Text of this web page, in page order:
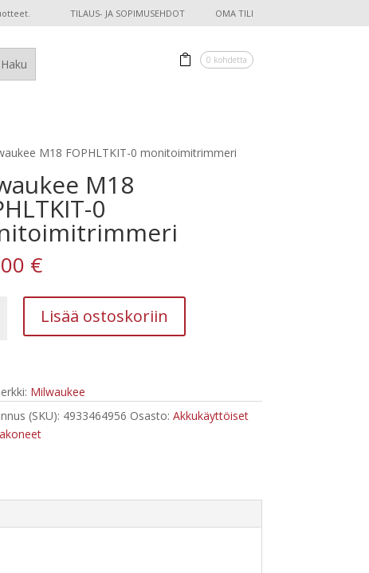
TILAUS- JA SOPIMUSEHDOT OMA TILI
0 kohdetta
M18 FOPHLTKIT-0 monitoimitrimmeri
M18
0
€
Lisää ostoskoriin
Milwaukee
(SKU): 4933464956 Osasto: Akkukäyttöiset